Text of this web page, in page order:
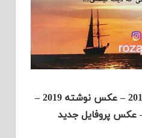
عکس نوشته پروفایل 2019 – عکس نوشته 2019 –